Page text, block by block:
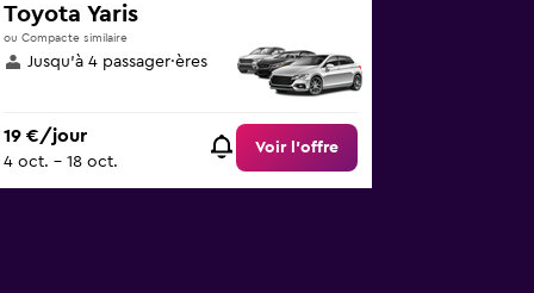
Toyota Yaris
ou Compacte similaire
Jusqu’à 4 passager·ères
19 €/jour
4 oct. - 18 oct.
Voir l’offre